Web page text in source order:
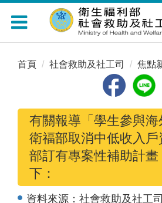
Toggle
navigation
首頁 社會救助及社工司 焦點
有關報導「學生參與海
衛福部取消中低收入
部訂有專案性補助計畫
下：
資料來源： 社會救助及社工司